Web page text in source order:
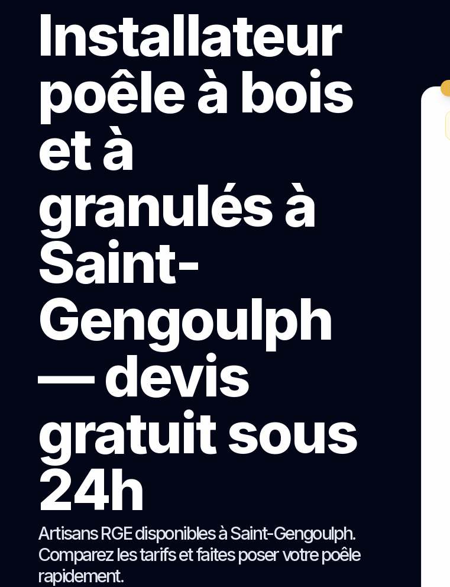
Installateur
poêle à bois
et à
granulés à
Saint-
Gengoulph
— devis
gratuit sous
24h
Artisans RGE disponibles à Saint-Gengoulph.
Comparez les tarifs et faites poser votre poêle
rapidement.